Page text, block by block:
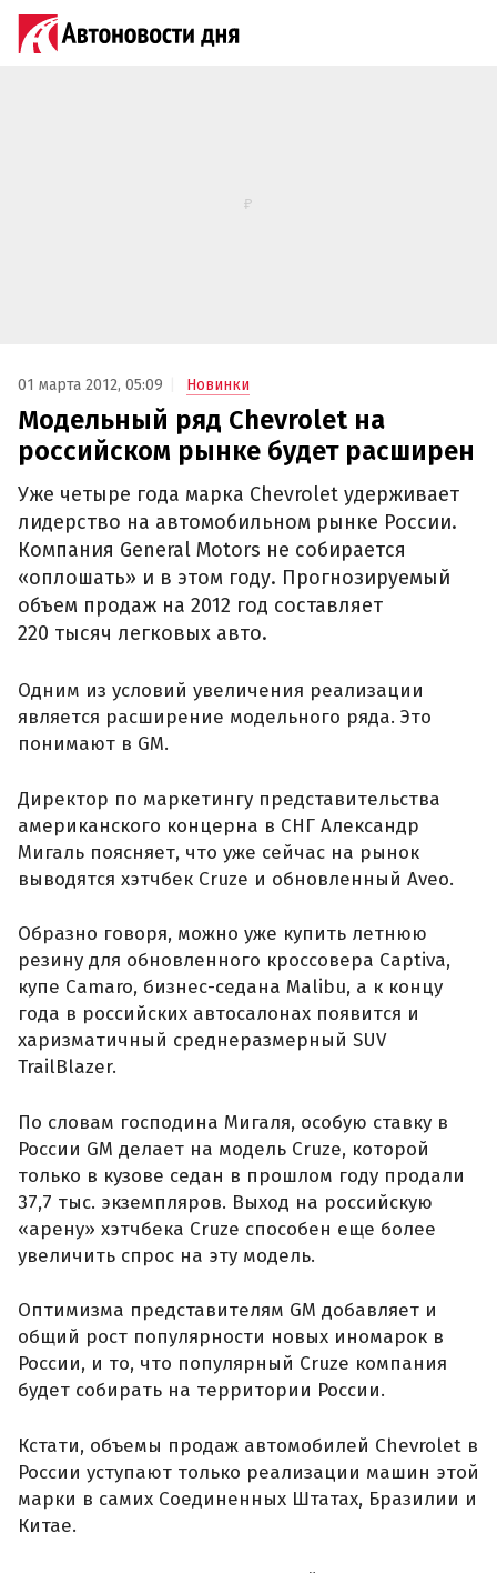
01 марта 2012, 05:09 Новинки
Модельный ряд Chevrolet на
российском рынке будет расширен
Уже четыре года марка Chevrolet удерживает
лидерство на автомобильном рынке России.
Компания General Motors не собирается
«оплошать» и в этом году. Прогнозируемый
объем продаж на 2012 год составляет
220 тысяч легковых авто.
Одним из условий увеличения реализации
является расширение модельного ряда. Это
понимают в GM.
Директор по маркетингу представительства
американского концерна в СНГ Александр
Мигаль поясняет, что уже сейчас на рынок
выводятся хэтчбек Cruze и обновленный Aveo.
Образно говоря, можно уже купить летнюю
резину для обновленного кроссовера Captiva,
купе Camaro, бизнес-седана Malibu, а к концу
года в российских автосалонах появится и
харизматичный среднеразмерный SUV
TrailBlazer.
По словам господина Мигаля, особую ставку в
России GM делает на модель Cruze, которой
только в кузове седан в прошлом году продали
37,7 тыс. экземпляров. Выход на российскую
«арену» хэтчбека Cruze способен еще более
увеличить спрос на эту модель.
Оптимизма представителям GM добавляет и
общий рост популярности новых иномарок в
России, и то, что популярный Cruze компания
будет собирать на территории России.
Кстати, объемы продаж автомобилей Chevrolet в
России уступают только реализации машин этой
марки в самих Соединенных Штатах, Бразилии и
Китае.